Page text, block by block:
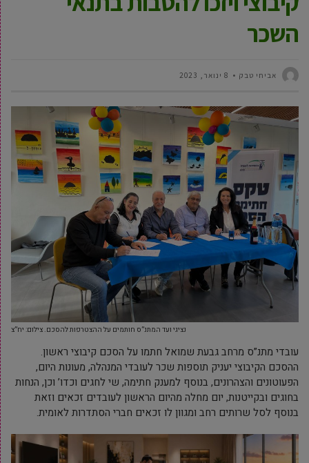
השכר
אביחי טבק 8 ינואר, 2023
נציגי ועד המתנ”ס חותמים על ההצטרפות להסכם. צילום: יח”צ
עובדי מתנ”ס מרחב גבעת שמואל חתמו על הסכם קיבוצי ראשון.
ההסכם הקיבוצי יעניק תוספות שכר לעובדי המנהלה, מעונות היום,
הפעוטונים והצהרונים, בנוסף למענק חתימה, שי לחגים וכדו’ וכן, הנחות
בחוגים ובקייטנות, יום מחלה מהיום הראשון לעובדים זכאים וזאת
בנוסף לסל שרותים רחב ומגוון לו זכאים חברי הסתדרות לאומית.